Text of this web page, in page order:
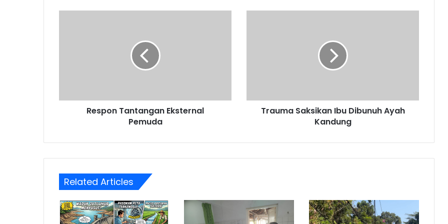
Respon Tantangan Eksternal
Pemuda
Trauma Saksikan Ibu Dibunuh Ayah
Kandung
Related Articles